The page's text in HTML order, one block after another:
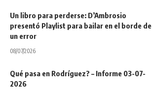
Un libro para perderse: D’Ambrosio
presentó Playlist para bailar en el borde de
un error
08/07/2026
Qué pasa en Rodríguez? – Informe 03-07-
2026